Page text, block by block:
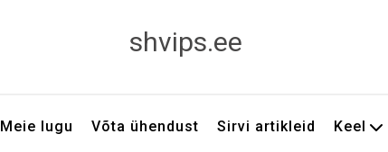
shvips.ee
Meie lugu Võta ühendust Sirvi artikleid Keel